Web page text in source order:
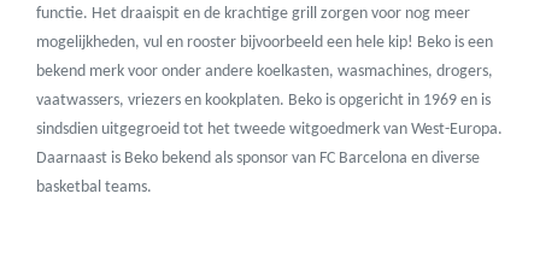
functie. Het draaispit en de krachtige grill zorgen voor nog meer
mogelijkheden, vul en rooster bijvoorbeeld een hele kip! Beko is een
bekend merk voor onder andere koelkasten, wasmachines, drogers,
vaatwassers, vriezers en kookplaten. Beko is opgericht in 1969 en is
sindsdien uitgegroeid tot het tweede witgoedmerk van West-Europa.
Daarnaast is Beko bekend als sponsor van FC Barcelona en diverse
basketbal teams.